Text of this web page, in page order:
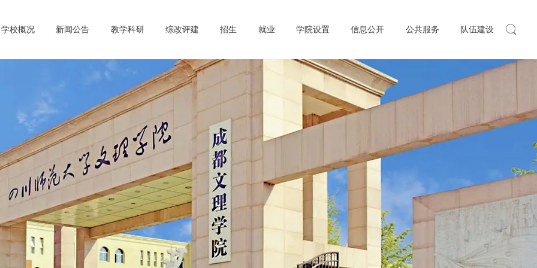
学校概况 新闻公告 教学科研 综改评建 招生 就业 学院设置 信息公开 公共服务 队伍建设